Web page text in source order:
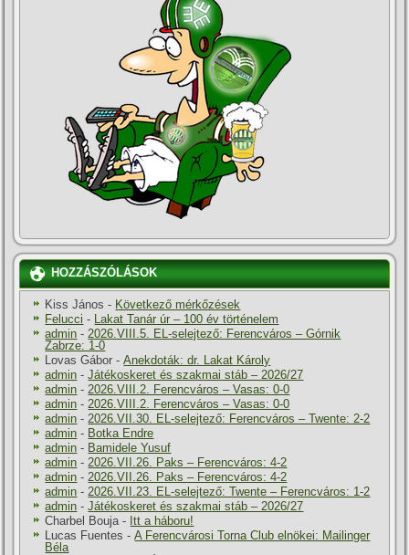
HOZZÁSZÓLÁSOK
Kiss János - Következő mérkőzések
Felucci -
Lakat Tanár úr – 100 év történelem
admin - 2026.VIII.5. EL-selejtező: Ferencváros – Górnik
Zabrze: 1-0
Lovas Gábor -Anekdoták: dr. Lakat Károly
admin -Játékoskeret és szakmai stáb – 2026/27
admin - 2026.VIII.2. Ferencváros – Vasas: 0-0
admin - 2026.VIII.2. Ferencváros – Vasas: 0-0
admin - 2026.VII.30. EL-selejtező: Ferencváros – Twente: 2-2
admin - Botka Endre
admin - Bamidele Yusuf
admin - 2026.VII.26. Paks – Ferencváros: 4-2
admin - 2026.VII.26. Paks – Ferencváros: 4-2
admin - 2026.VII.23. EL-selejtező: Twente – Ferencváros: 1-2
admin -Játékoskeret és szakmai stáb – 2026/27
Charbel Bouja - Itt a háboru!
Lucas Fuentes -A Ferencvárosi Torna Club elnökei: Mailinger
Béla